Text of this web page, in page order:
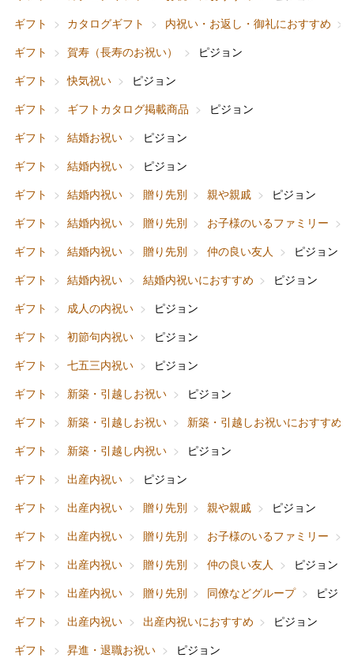
ギフト
カタログギフト 内祝い・お返し・御礼におすすめ
ギフト
賀寿（長寿のお祝い）
ピジョン
ギフト
快気祝い
ピジョン
ギフト
ギフトカタログ掲載商品
ピジョン
ギフト
結婚お祝い
ピジョン
ギフト
結婚内祝い
ピジョン
ギフト
結婚内祝い 贈り先別 親や親戚
ピジョン
ギフト
結婚内祝い 贈り先別 お子様のいるファミリー
ギフト
結婚内祝い 贈り先別 仲の良い友人
ピジョン
ギフト
結婚内祝い 結婚内祝いにおすすめ
ピジョン
ギフト
成人の内祝い
ピジョン
ギフト
初節句内祝い
ピジョン
ギフト
七五三内祝い
ピジョン
ギフト
新築・引越しお祝い
ピジョン
ギフト
新築・引越しお祝い
新築・引越しお祝いにおすすめ
ギフト
新築・引越し内祝い
ピジョン
ギフト
出産内祝い
ピジョン
ギフト
出産内祝い 贈り先別 親や親戚
ピジョン
ギフト
出産内祝い 贈り先別 お子様のいるファミリー
ギフト
出産内祝い 贈り先別 仲の良い友人
ピジョン
ギフト
出産内祝い 贈り先別 同僚などグループ
ピジョ
ギフト
出産内祝い 出産内祝いにおすすめ
ピジョン
ギフト
昇進・退職お祝い
ピジョン
フード＆スイーツ
ファッション
ホーム＆インテリア
ベビー＆キッズ
出産内祝い
結婚内祝い
お香典返し
バレンタインチョコレート
ホワイトデー
母の日
父の日
お中元
敬老の日